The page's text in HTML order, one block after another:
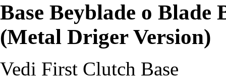
Base Beyblade o Blade
(Metal Driger Version)
Vedi First Clutch Base